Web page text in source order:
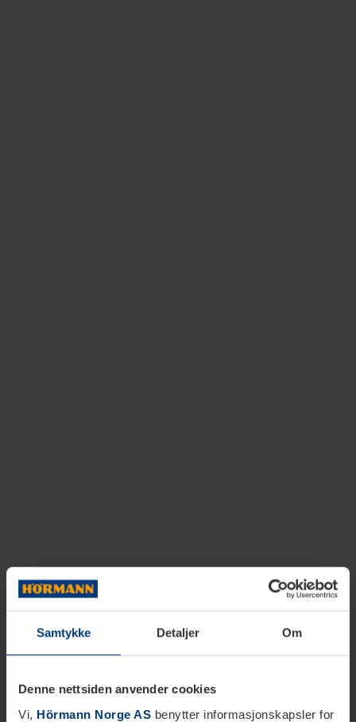
Samtykke Detaljer Om
Denne nettsiden anvender cookies
Vi, Hörmann Norge AS benytter informasjonskapsler for